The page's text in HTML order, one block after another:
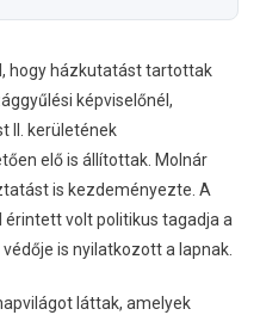
hogy házkutatást tartottak
képviselőnél,
II. kerületének
elő is állítottak. Molnár
is kezdeményezte. A
volt politikus tagadja a
is nyilatkozott a lapnak.
láttak, amelyek